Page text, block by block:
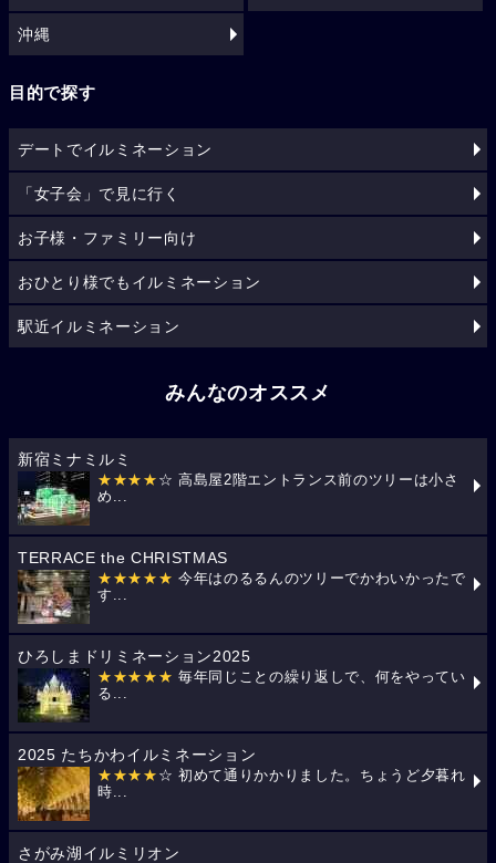
沖縄
目的で探す
デートでイルミネーション
「女子会」で見に行く
お子様・ファミリー向け
おひとり様でもイルミネーション
駅近イルミネーション
みんなのオススメ
新宿ミナミルミ
★★★★ ☆ 高島屋2階エントランス前のツリーは小さ
め...
TERRACE the CHRISTMAS
★★★★★ 今年はのるるんのツリーでかわいかったで
す...
ひろしまドリミネーション2025
★★★★★ 毎年同じことの繰り返しで、何をやってい
る...
2025 たちかわイルミネーション
★★★★ ☆ 初めて通りかかりました。ちょうど夕暮れ
時...
さがみ湖イルミリオン